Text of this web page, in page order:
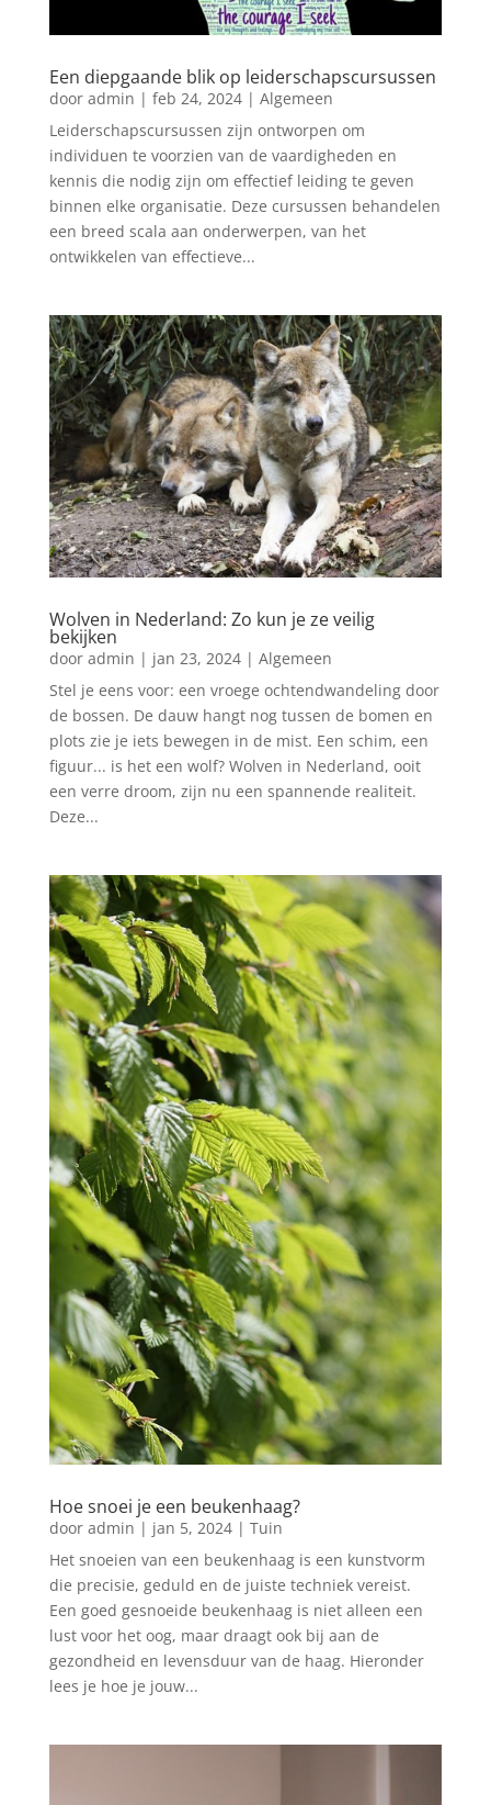
Een diepgaande blik op leiderschapscursussen
door admin | feb 24, 2024| Algemeen
Leiderschapscursussen zijn ontworpen om
individuen te voorzien van de vaardigheden en
kennis die nodig zijn om effectief leiding te geven
binnen elke organisatie. Deze cursussen behandelen
een breed scala aan onderwerpen, van het
ontwikkelen van effectieve...
Wolven in Nederland: Zo kun je ze veilig
bekijken
door admin | jan 23, 2024| Algemeen
Stel je eens voor: een vroege ochtendwandeling door
de bossen. De dauw hangt nog tussen de bomen en
plots zie je iets bewegen in de mist. Een schim, een
figuur... is het een wolf? Wolven in Nederland, ooit
een verre droom, zijn nu een spannende realiteit.
Deze...
Hoe snoei je een beukenhaag?
door admin | jan 5, 2024| Tuin
Het snoeien van een beukenhaag is een kunstvorm
die precisie, geduld en de juiste techniek vereist.
Een goed gesnoeide beukenhaag is niet alleen een
lust voor het oog, maar draagt ook bij aan de
gezondheid en levensduur van de haag. Hieronder
lees je hoe je jouw...